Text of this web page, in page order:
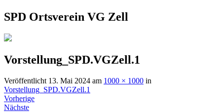
SPD Ortsverein VG Zell
Vorstellung_SPD.VGZell.1
Veröffentlicht 13. Mai 2024 am 1000 × 1000 in
Vorstellung_SPD.VGZell.1
Vorherige
Nächste